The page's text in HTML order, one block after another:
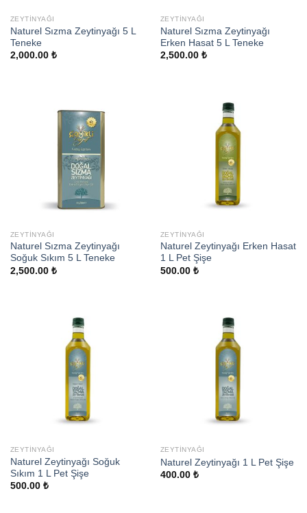
ZEYTINYAĞI
Naturel Sızma Zeytinyağı 5 L
Teneke
2,000.00 ₺
ZEYTINYAĞI
Naturel Sızma Zeytinyağı
Erken Hasat 5 L Teneke
2,500.00 ₺
ZEYTINYAĞI
Naturel Sızma Zeytinyağı
Soğuk Sıkım 5 L Teneke
2,500.00 ₺
ZEYTINYAĞI
Naturel Zeytinyağı Erken Hasat
1 L Pet Şişe
500.00 ₺
ZEYTINYAĞI
Naturel Zeytinyağı Soğuk
Sıkım 1 L Pet Şişe
500.00 ₺
ZEYTINYAĞI
Naturel Zeytinyağı 1 L Pet Şişe
400.00 ₺